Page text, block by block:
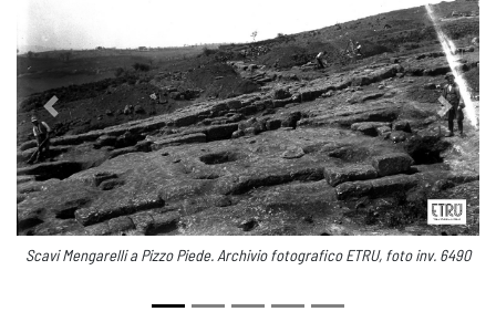
Scavi Mengarelli a Pizzo Piede. Archivio fotografico ETRU, foto inv. 6491
Previous Next